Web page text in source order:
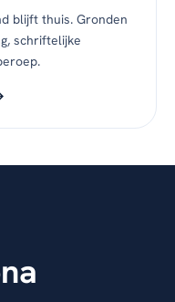
blijft thuis. Gronden
schriftelijke